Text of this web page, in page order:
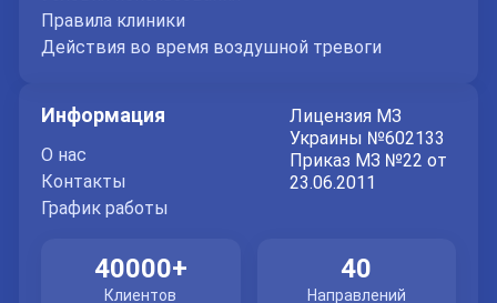
Преимущества флебологии у STARDOCTOR
комплексный подход к диагностике и лечению;
терапии;
индивидуальные программы лечения и
профилактики;
опытные флебологи и удобные условия приема;
результатов.
Правила клиники
Действия во время воздушной тревоги
Информация
О нас
Контакты
График работы
Лицензия МЗ
Украины №602133
Приказ МЗ №22 от
23.06.2011
40000+
Клиентов
40
Направлений